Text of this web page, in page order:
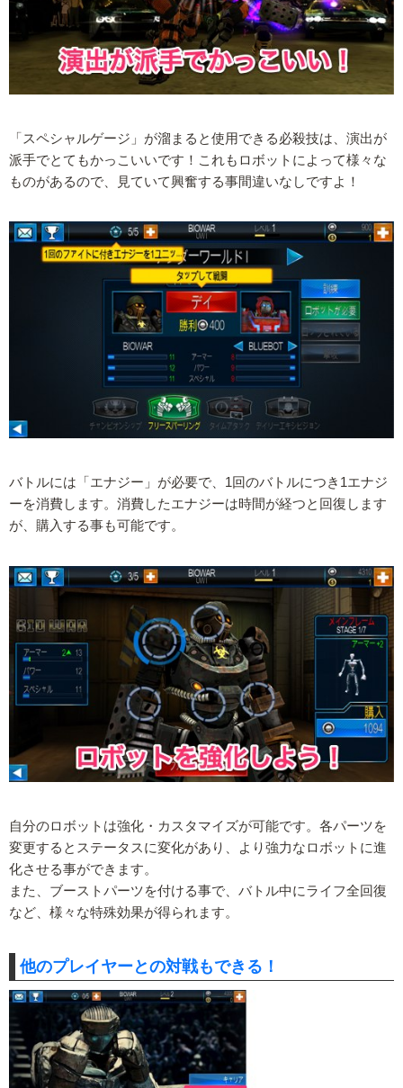
「スペシャルゲージ」が溜まると使用できる必殺技は、演出が
派手でとてもかっこいいです！これもロボットによって様々な
ものがあるので、見ていて興奮する事間違いなしですよ！
バトルには「エナジー」が必要で、1回のバトルにつき1エナジ
ーを消費します。消費したエナジーは時間が経つと回復します
が、購入する事も可能です。
自分のロボットは強化・カスタマイズが可能です。各パーツを
変更するとステータスに変化があり、より強力なロボットに進
化させる事ができます。
また、ブーストパーツを付ける事で、バトル中にライフ全回復
など、様々な特殊効果が得られます。
他のプレイヤーとの対戦もできる！